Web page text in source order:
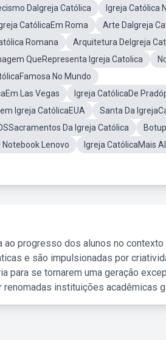
DaIgreja Católica
Igreja Católica
CatólicaEm Roma
Arte DaIgreja
Romana
Arquitetura DeIgreja
QueRepresenta Igreja Catolica
No Mundo
Las Vegas
Igreja CatólicaDe
Igreja CatólicaEUA
Santa Da
Da Igreja Católica
Notebook Lenovo
Igreja CatólicaMais
ao progresso dos alunos no
e são impulsionadas por
para se tornarem uma geração
instituições acadêmicas